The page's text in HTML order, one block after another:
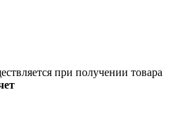
при получении товара